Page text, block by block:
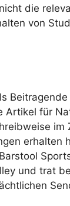
die
von
für
erhalten
und trat